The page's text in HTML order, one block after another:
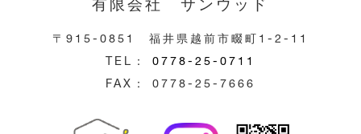
有限会社 サンウッド
〒915-0851 福井県越前市畷町1-2-11
TEL： 0778-25-0711
FAX： 0778-25-7666